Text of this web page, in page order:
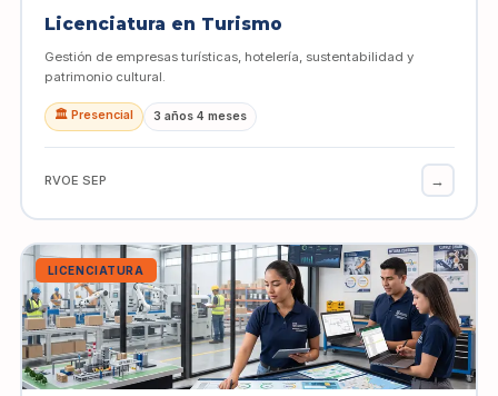
Licenciatura en Turismo
Gestión de empresas turísticas, hotelería, sustentabilidad y
patrimonio cultural.
🏛️ Presencial 3 años 4 meses
RVOE SEP →
LICENCIATURA